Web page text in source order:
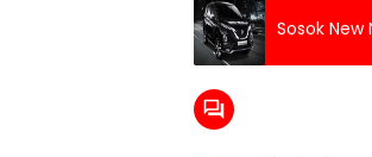
Sosok New